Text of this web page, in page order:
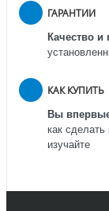
ГАРАНТИИ
Качество и
КАК КУПИТЬ
Вы
как
изучайте